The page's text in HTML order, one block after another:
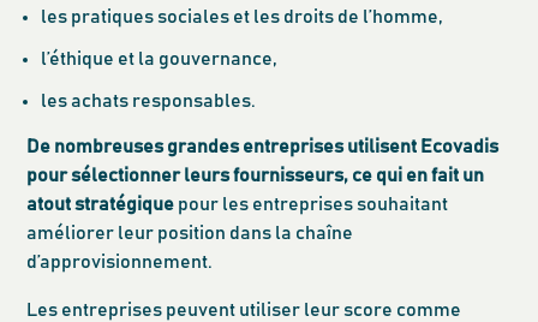
les pratiques sociales et les droits de l’homme,
l’éthique et la gouvernance,
les achats responsables.
De nombreuses grandes entreprises utilisent Ecovadis
pour sélectionner leurs fournisseurs, ce qui en fait un
atout stratégique pour les entreprises souhaitant
améliorer leur position dans la chaîne
d’approvisionnement.
Les entreprises peuvent utiliser leur score comme